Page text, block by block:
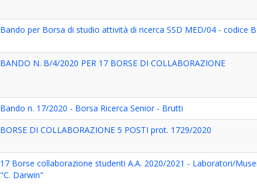
Bando per Borsa di studio attività di ricerca SSD MED/04 - codice
BANDO N. B/4/2020 PER 17 BORSE DI COLLABORAZIONE
Bando n. 17/2020 - Borsa Ricerca Senior - Brutti
BORSE DI COLLABORAZIONE 5 POSTI prot. 1729/2020
17 Borse collaborazione studenti A.A. 2020/2021 - Laboratori/
"C. Darwin"